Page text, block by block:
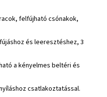
felfújható csónakok,
és leeresztéshez, 3
a kényelmes beltéri és
csatlakoztatással.